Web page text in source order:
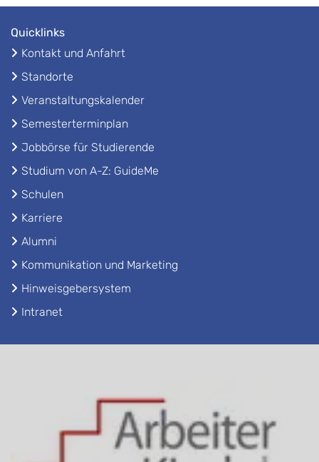
Quicklinks
Kontakt und Anfahrt
Standorte
Veranstaltungskalender
Semesterterminplan
Jobbörse für Studierende
Studium von A-Z: GuideMe
Schulen
Karriere
Alumni
Kommunikation und Marketing
Hinweisgebersystem
Intranet